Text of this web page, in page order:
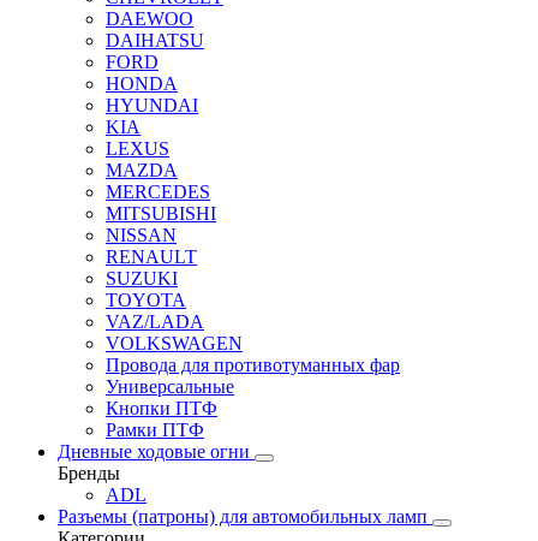
DAEWOO
DAIHATSU
FORD
HONDA
HYUNDAI
KIA
LEXUS
MAZDA
MERCEDES
MITSUBISHI
NISSAN
RENAULT
SUZUKI
TOYOTA
VAZ/LADA
VOLKSWAGEN
Провода для противотуманных фар
Универсальные
Кнопки ПТФ
Рамки ПТФ
Дневные ходовые огни
Бренды
ADL
Разъемы (патроны) для автомобильных ламп